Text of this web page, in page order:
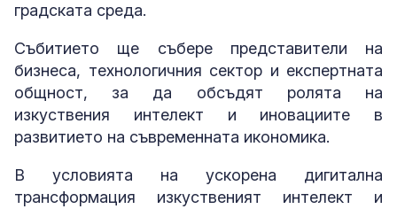
градската среда.
Събитието ще събере представители на
бизнеса, технологичния сектор и експертната
общност, за да обсъдят ролята на
изкуствения интелект и иновациите в
развитието на съвременната икономика.
В условията на ускорена дигитална
трансформация изкуственият интелект и